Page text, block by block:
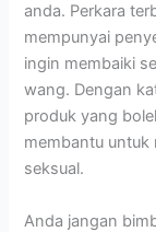
anda. Perkara
mempunyai
ingin membaiki
wang. Dengan
produk yang
membantu untuk
seksual.
Anda jangan